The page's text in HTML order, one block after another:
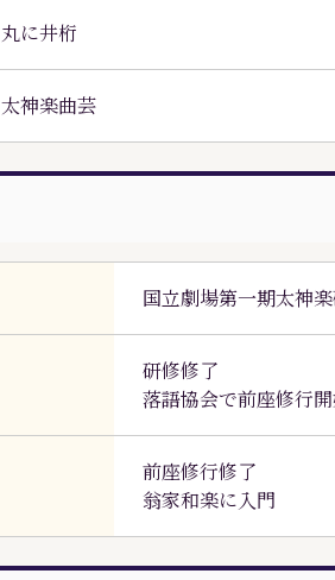
丸に井桁
太神楽曲芸
国立劇場第一期太神
研修修了
落語協会で前座修行
前座修行修了
翁家和楽に入門